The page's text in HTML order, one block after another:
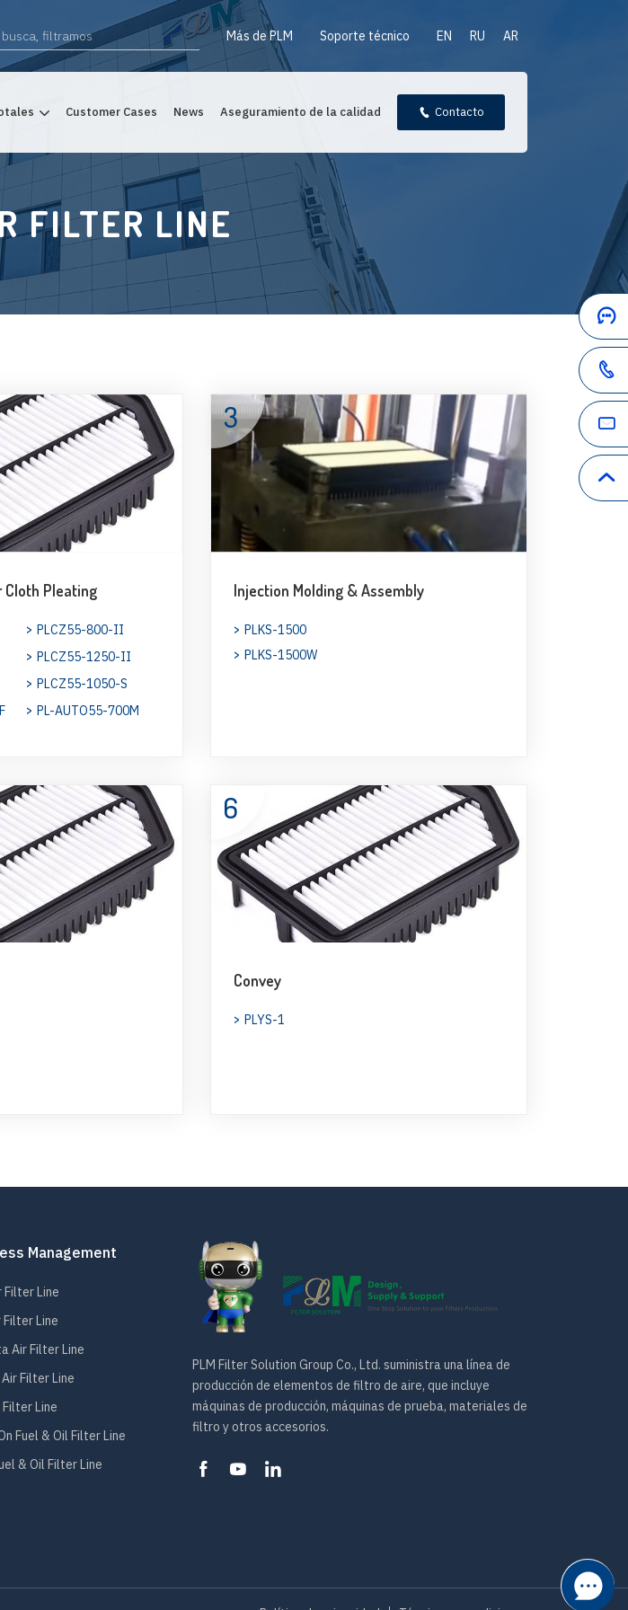
Más de PLM Soporte técnico EN RU AR
Customer Cases News Aseguramiento de la calidad Contacto
FILTER LINE
Cloth Pleating
PLCZ55-800-II
PLCZ55-1250-II
PLCZ55-1050-S
PL-AUTO55-700M
Injection Molding & Assembly
PLKS-1500
PLKS-1500W
3
Convey
PLYS-1
6
PLM Filter Solution Group Co., Ltd. suministra una línea de
producción de elementos de filtro de aire, que incluye
máquinas de producción, máquinas de prueba, materiales de
filtro y otros accesorios.
Management
Filter Line
Filter Line
Air Filter Line
Filter Line
Filter Line
Fuel & Oil Filter Line
& Oil Filter Line